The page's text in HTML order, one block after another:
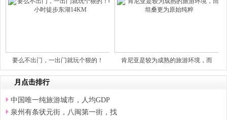
要么不出门，一出门就玩个狠的！ 肯尼亚是较为成熟的旅游环境，而
月点击排行
中国唯一纯旅游城市，人均GDP
泉州有条状元街，八闽第一街，找